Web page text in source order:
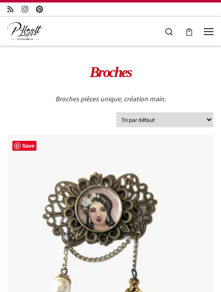
Passer au contenu
Search
Broches
Broches pièces unique, création main.
Save